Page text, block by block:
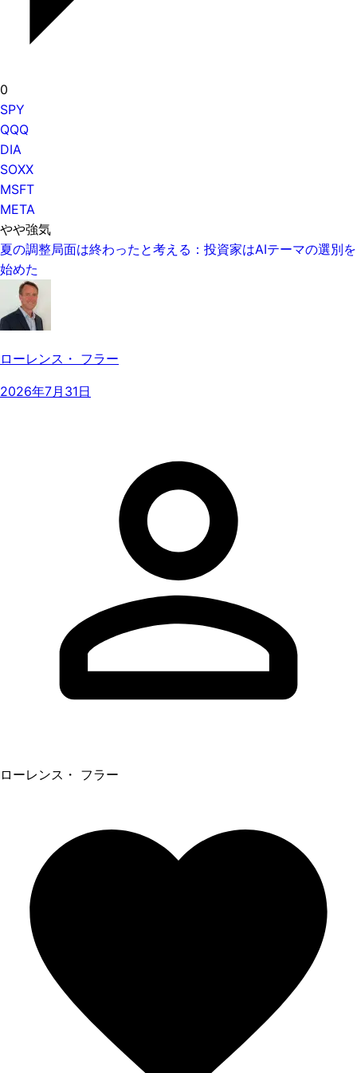
0
SPY
QQQ
DIA
SOXX
MSFT
META
やや強気
夏の調整局面は終わったと考える：投資家はAIテーマの選別を
始めた
ローレンス・ フラー
2026年7月31日
ローレンス・ フラー